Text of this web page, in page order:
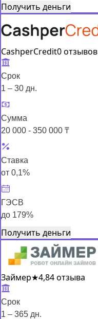
Получить деньги
CashperCredit0 отзывов
Срок
1 – 30 дн.
Сумма
20 000 - 350 000 ₸
Ставка
от 0,1%
ГЭСВ
до 179%
Получить деньги
Займер★4,84 отзыва
Срок
1 – 365 дн.